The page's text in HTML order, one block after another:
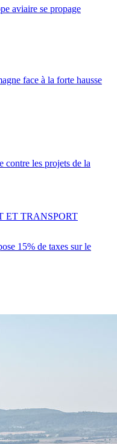
aviaire se propage
face à la forte hausse
contre les projets de la
15% de taxes sur le
ET TRANSPORT